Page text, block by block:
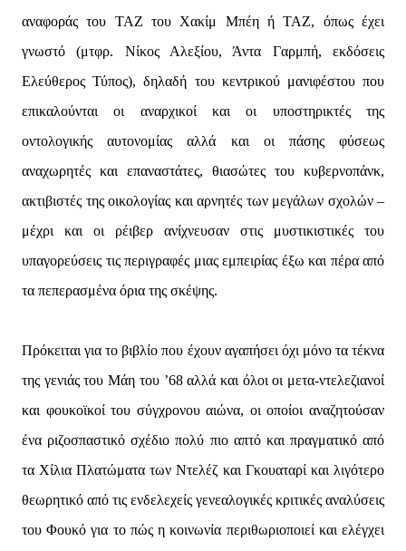
αναφοράς του ΤΑΖ του Χακίμ Μπέη ή ΤΑΖ, όπως έχει
γνωστό (μτφρ. Νίκος Αλεξίου, Άντα Γαρμπή, εκδόσεις
Ελεύθερος Τύπος), δηλαδή του κεντρικού μανιφέστου που
επικαλούνται οι αναρχικοί και οι υποστηρικτές της
οντολογικής αυτονομίας αλλά και οι πάσης φύσεως
αναχωρητές και επαναστάτες, θιασώτες του κυβερνοπάνκ,
ακτιβιστές της οικολογίας και αρνητές των μεγάλων σχολών –
μέχρι και οι ρέιβερ ανίχνευσαν στις μυστικιστικές του
υπαγορεύσεις τις περιγραφές μιας εμπειρίας έξω και πέρα από
τα πεπερασμένα όρια της σκέψης.
Πρόκειται για το βιβλίο που έχουν αγαπήσει όχι μόνο τα τέκνα
της γενιάς του Μάη του ’68 αλλά και όλοι οι μετα-ντελεζιανοί
και φουκοϊκοί του σύγχρονου αιώνα, οι οποίοι αναζητούσαν
ένα ριζοσπαστικό σχέδιο πολύ πιο απτό και πραγματικό από
τα Χίλια Πλατώματα των Ντελέζ και Γκουαταρί και λιγότερο
θεωρητικό από τις ενδελεχείς γενεαλογικές κριτικές αναλύσεις
του Φουκό για το πώς η κοινωνία περιθωριοποιεί και ελέγχει